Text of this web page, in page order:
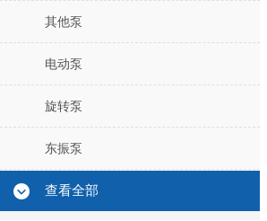
其他泵
电动泵
旋转泵
东振泵
查看全部